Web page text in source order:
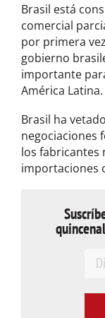
Brasil está
comercial
por primera
gobierno
importante
América Latina.
Brasil ha
negociaciones
los fabricantes
importaciones